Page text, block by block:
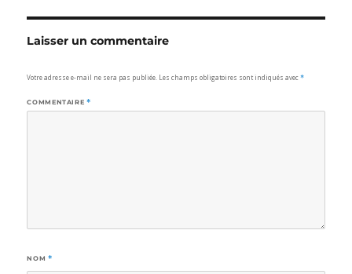
Laisser un commentaire
Votre adresse e-mail ne sera pas publiée. Les champs obligatoires sont indiqués avec*
COMMENTAIRE *
NOM *